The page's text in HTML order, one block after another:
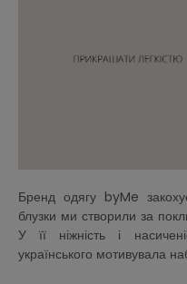
Бренд одягу byMe
блузки ми створили за
У її ніжність і
українського мотивувала